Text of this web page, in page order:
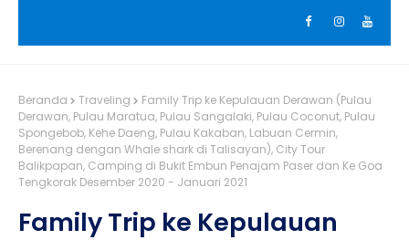
Beranda Traveling
Family Trip ke Kepulauan Derawan (Pulau
Derawan, Pulau Maratua, Pulau Sangalaki, Pulau Coconut, Pulau
Spongebob, Kehe Daeng, Pulau Kakaban, Labuan Cermin,
Berenang dengan Whale shark di Talisayan), City Tour
Balikpapan, Camping di Bukit Embun Penajam Paser dan Ke Goa
Tengkorak Desember 2020 - Januari 2021
Family Trip ke Kepulauan